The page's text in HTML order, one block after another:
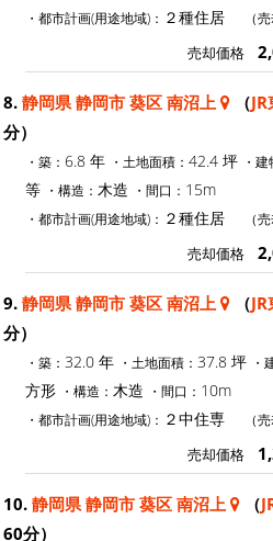
・都市計画(用途地域)： ２種住居 （
売却価格
8. 静岡県 静岡市 葵区 南沼上 （
分）
・築： 6.8 年 ・土地面積： 42.4 坪 ・
等 ・構造： 木造 ・間口： 15m
・都市計画(用途地域)： ２種住居 （
売却価格
9. 静岡県 静岡市 葵区 南沼上 （
分）
・築： 32.0 年 ・土地面積： 37.8 坪 ・
方形 ・構造： 木造 ・間口： 10m
・都市計画(用途地域)： ２中住専 （
売却価格
10. 静岡県 静岡市 葵区 南沼上 （
60分）